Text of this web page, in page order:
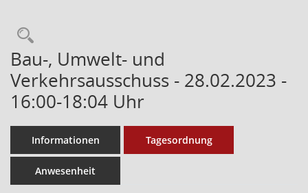
Bau-, Umwelt- und
Verkehrsausschuss - 28.02.2023 -
16:00-18:04 Uhr
Informationen Tagesordnung
Anwesenheit